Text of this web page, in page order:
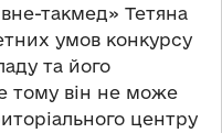
такмед» Тетяна
умов конкурсу
та його
тому він не може
центру